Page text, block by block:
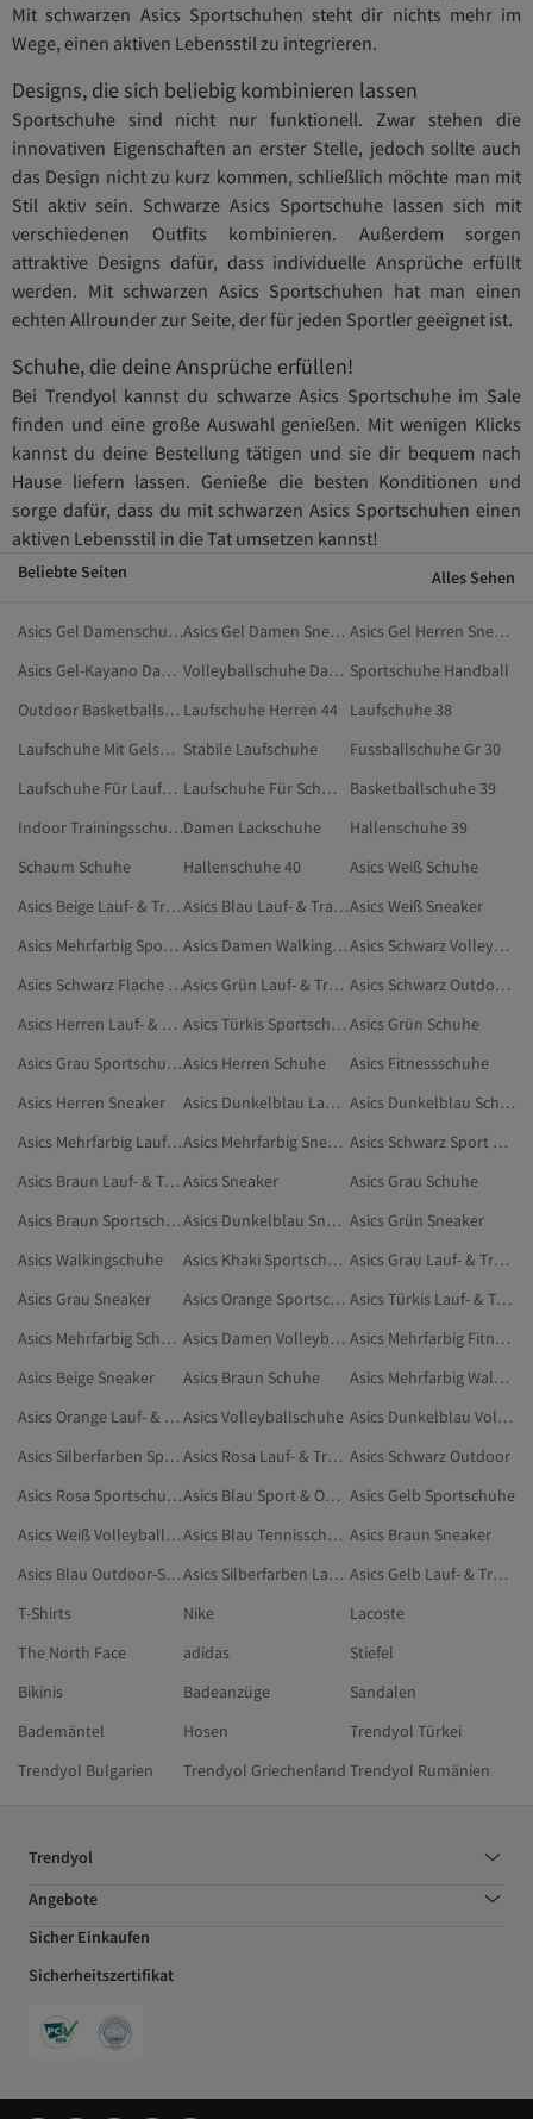
Mit schwarzen Asics Sportschuhen steht dir nichts mehr im
Wege, einen aktiven Lebensstil zu integrieren.
Designs, die sich beliebig kombinieren lassen
Sportschuhe sind nicht nur funktionell. Zwar stehen die
innovativen Eigenschaften an erster Stelle, jedoch sollte auch
das Design nicht zu kurz kommen, schließlich möchte man mit
Stil aktiv sein. Schwarze Asics Sportschuhe lassen sich mit
verschiedenen Outfits kombinieren. Außerdem sorgen
attraktive Designs dafür, dass individuelle Ansprüche erfüllt
werden. Mit schwarzen Asics Sportschuhen hat man einen
echten Allrounder zur Seite, der für jeden Sportler geeignet ist.
Schuhe, die deine Ansprüche erfüllen!
Bei Trendyol kannst du schwarze Asics Sportschuhe im Sale
finden und eine große Auswahl genießen. Mit wenigen Klicks
kannst du deine Bestellung tätigen und sie dir bequem nach
Hause liefern lassen. Genieße die besten Konditionen und
sorge dafür, dass du mit schwarzen Asics Sportschuhen einen
aktiven Lebensstil in die Tat umsetzen kannst!
Beliebte Seiten Alles Sehen
Asics Gel Damenschuhe Asics Gel Damen Sneaker
Asics Gel Herren Sneaker
Asics Gel-Kayano Damen Laufschuhe
Volleyballschuhe Damen Sportschuhe Handball
Outdoor Basketballschuhe Laufschuhe Herren 44
Laufschuhe 38
Laufschuhe Mit Gelsohle Stabile Laufschuhe
Fussballschuhe Gr 30
Laufschuhe Für Laufband
Laufschuhe Für Schmale Füße
Basketballschuhe 39
Indoor TrainingsschuheDamen Lackschuhe
Hallenschuhe 39
Schaum Schuhe
Hallenschuhe 40
Asics Weiß Schuhe
Asics Beige Lauf- & Trainingsschuhe
Asics Blau Lauf- & TrainingsschuheAsics Weiß Sneaker
Asics Mehrfarbig Sportschuhe
Asics Damen Walkingschuhe
Asics Schwarz Volleyballschuhe
Asics Schwarz Flache Schuhe
Asics Grün Lauf- & Trainingsschuhe
Asics Schwarz Outdoor-Schuhe
Asics Herren Lauf- & Trainingsschuhe
Asics Türkis Sportschuhe Asics Grün Schuhe
Asics Grau SportschuheAsics Herren Schuhe
Asics Fitnessschuhe
Asics Herren Sneaker
Asics Dunkelblau Lauf- & Trainingsschuhe
Asics Dunkelblau Schuhe
Asics Mehrfarbig Lauf- & Trainingsschuhe
Asics Mehrfarbig Sneaker
Asics Schwarz Sport & Outdoors
Asics Braun Lauf- & Trainingsschuhe Asics Sneaker
Asics Grau Schuhe
Asics Braun Sportschuhe
Asics Dunkelblau Sneaker Asics Grün Sneaker
Asics Walkingschuhe
Asics Khaki Sportschuhe
Asics Grau Lauf- & Trainingsschuhe
Asics Grau Sneaker
Asics Orange Sportschuhe
Asics Türkis Lauf- & Trainingsschuhe
Asics Mehrfarbig Schuhe
Asics Damen Volleyballschuhe
Asics Mehrfarbig Fitnessschuhe
Asics Beige Sneaker
Asics Braun Schuhe
Asics Mehrfarbig Walkingschuhe
Asics Orange Lauf- & Trainingsschuhe Asics Volleyballschuhe
Asics Dunkelblau Volleyballschuhe
Asics Silberfarben Sportschuhe
Asics Rosa Lauf- & Trainingsschuhe Asics Schwarz Outdoor
Asics Rosa Sportschuhe
Asics Blau Sport & Outdoors Asics Gelb Sportschuhe
Asics Weiß Volleyballschuhe
Asics Blau Tennisschuhe Asics Braun Sneaker
Asics Blau Outdoor-Schuhe
Asics Silberfarben Lauf- & Trainingsschuhe
Asics Gelb Lauf- & Trainingsschuhe
T-Shirts
Nike
Lacoste
The North Face
adidas
Stiefel
Bikinis
Badeanzüge
Sandalen
Bademäntel
Hosen
Trendyol Türkei
Trendyol Bulgarien
Trendyol Griechenland Trendyol Rumänien
Trendyol
Angebote
Sicher Einkaufen
Sicherheitszertifikat